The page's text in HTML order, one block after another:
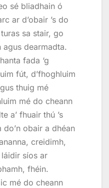
sé bliadhain ó
ar d’obair ’s do
sa stair, go
dearmadta.
fada ‘g
fút, d’fhoghluim
thuig mé
mé do cheann
a’ fhuair thú ’s
do’n obair a dhéan
creidimh,
láidir síos ar
fhéin.
mé do cheann